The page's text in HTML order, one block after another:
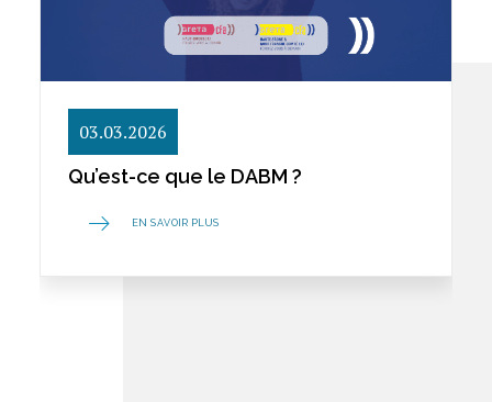
03.03.2026
Qu’est-ce que le DABM ?
EN SAVOIR PLUS